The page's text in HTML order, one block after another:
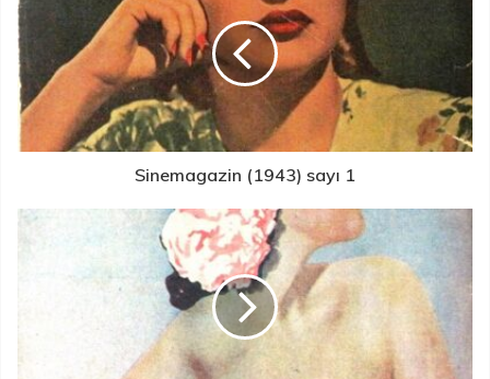
Sinemagazin (1943) sayı 1